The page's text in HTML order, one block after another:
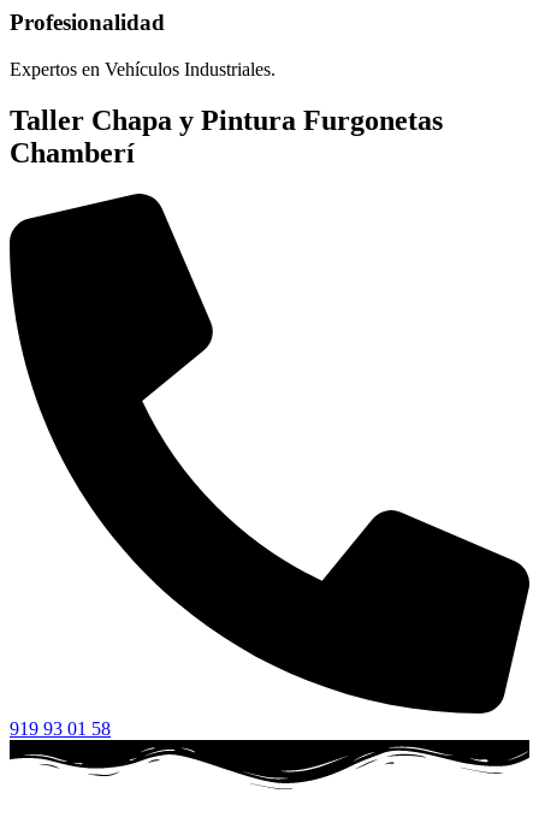
Profesionalidad
Expertos en Vehículos Industriales.
Taller Chapa y Pintura Furgonetas
Chamberí
919 93 01 58